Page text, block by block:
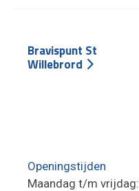
Bravispunt St
Willebrord
Openingstijden
Maandag t/m